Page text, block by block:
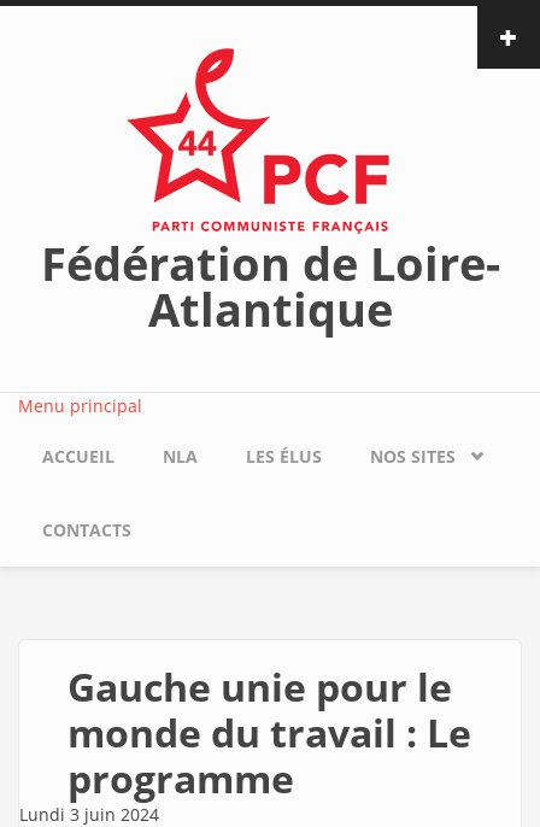
Aller au contenu principal
Fédération de Loire-
Atlantique
Menu principal
ACCUEIL NLA LES ÉLUS NOS SITES
CONTACTS
Gauche unie pour le
monde du travail : Le
programme
Lundi 3 juin 2024